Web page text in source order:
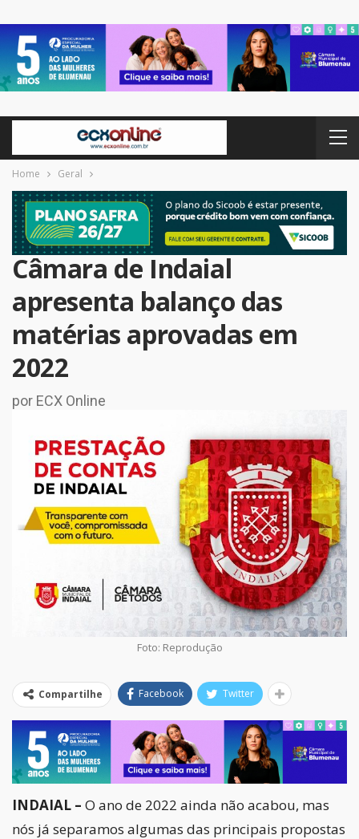
Home Geral
Câmara de Indaial
apresenta balanço das
matérias aprovadas em
2022
por ECX Online
Foto: Reprodução
Compartilhe Facebook Twitter
INDAIAL – O ano de 2022 ainda não acabou, mas
nós já separamos algumas das principais propostas